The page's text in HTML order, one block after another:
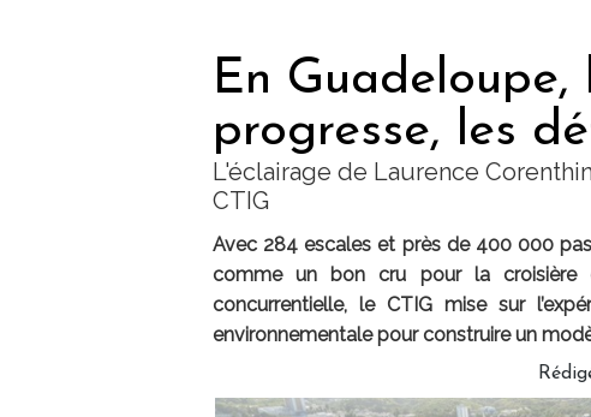
En Guadeloupe,
progresse, les
L'éclairage de Laurence
CTIG
Avec 284 escales et près de 400 000
comme un bon cru pour la croisière
concurrentielle, le CTIG mise sur
environnementale pour construire un